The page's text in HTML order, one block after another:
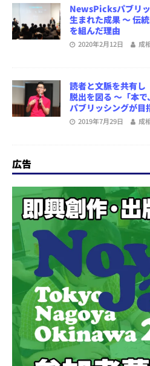
NewsPicksパブリ
生まれた成果 ～ 伝
を組んだ理由
2020年2月12日 成
読者と文脈を共有
脱出を図る ～「本
パブリッシングが目
2019年7月29日 成
広告